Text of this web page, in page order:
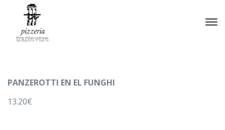
PANZEROTTI EN EL FUNGHI
13.20€